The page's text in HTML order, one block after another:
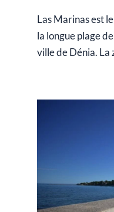
Las Marinas est
la longue plage
ville de Dénia. La